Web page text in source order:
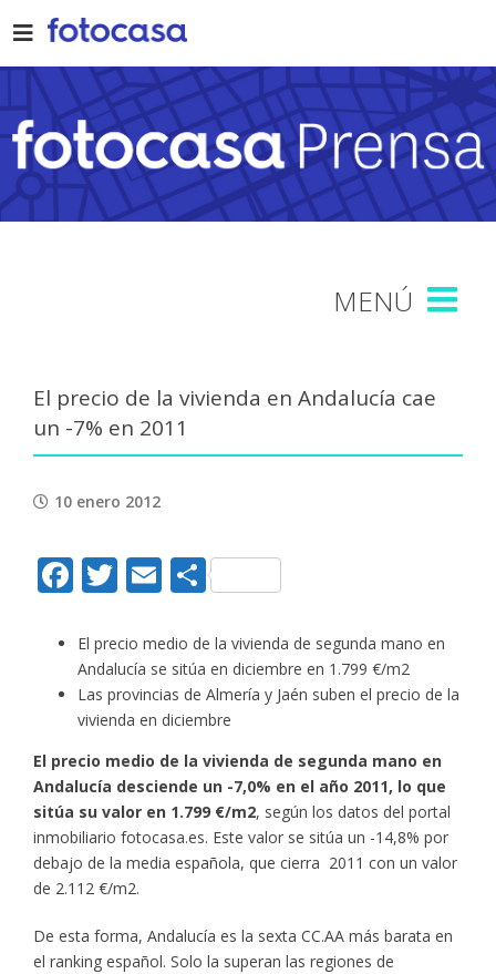
to
content
El precio de la vivienda en Andalucía cae
un -7% en 2011
10 enero 2012
Facebook
Twitter
EmailCompartir
El precio medio de la vivienda de segunda mano en
Andalucía se sitúa en diciembre en 1.799 €/m2
Las provincias de Almería y Jaén suben el precio de la
vivienda en diciembre
El precio medio de la vivienda de segunda mano en
Andalucía desciende un -7,0% en el año 2011, lo que
sitúa su valor en 1.799 €/m2, según los datos del portal
inmobiliario fotocasa.es. Este valor se sitúa un -14,8% por
debajo de la media española, que cierra 2011 con un valor
de 2.112 €/m2.
De esta forma, Andalucía es la sexta CC.AA más barata en
el ranking español. Solo la superan las regiones de